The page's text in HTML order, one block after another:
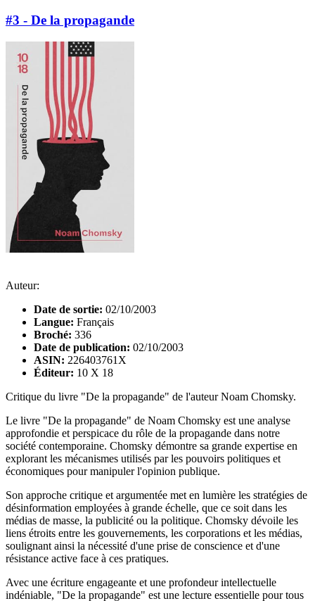
#3 - De la propagande
Auteur:
Date de sortie: 02/10/2003
Langue: Français
Broché: 336
Date de publication: 02/10/2003
ASIN: 226403761X
Éditeur: 10 X 18
Critique du livre "De la propagande" de l'auteur Noam Chomsky.
Le livre "De la propagande" de Noam Chomsky est une analyse
approfondie et perspicace du rôle de la propagande dans notre
société contemporaine. Chomsky démontre sa grande expertise en
explorant les mécanismes utilisés par les pouvoirs politiques et
économiques pour manipuler l'opinion publique.
Son approche critique et argumentée met en lumière les stratégies de
désinformation employées à grande échelle, que ce soit dans les
médias de masse, la publicité ou la politique. Chomsky dévoile les
liens étroits entre les gouvernements, les corporations et les médias,
soulignant ainsi la nécessité d'une prise de conscience et d'une
résistance active face à ces pratiques.
Avec une écriture engageante et une profondeur intellectuelle
indéniable, "De la propagande" est une lecture essentielle pour tous